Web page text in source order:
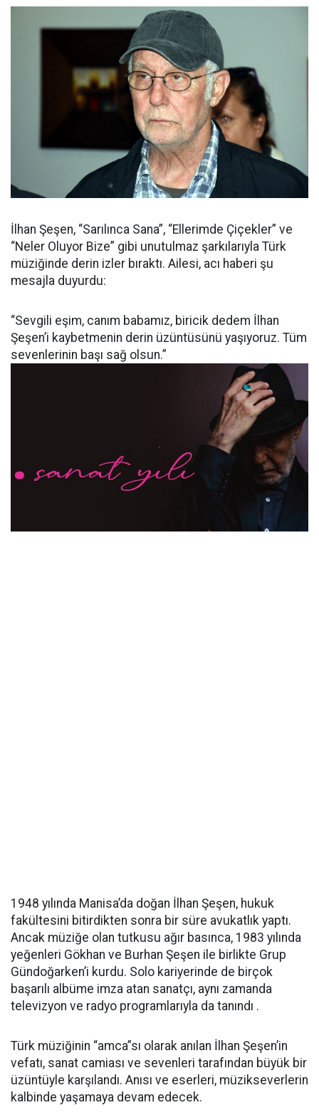
İlhan Şeşen, “Sarılınca Sana”, “Ellerimde Çiçekler” ve
“Neler Oluyor Bize” gibi unutulmaz şarkılarıyla Türk
müziğinde derin izler bıraktı. Ailesi, acı haberi şu
mesajla duyurdu:
“Sevgili eşim, canım babamız, biricik dedem İlhan
Şeşen’i kaybetmenin derin üzüntüsünü yaşıyoruz. Tüm
sevenlerinin başı sağ olsun.”
1948 yılında Manisa’da doğan İlhan Şeşen, hukuk
fakültesini bitirdikten sonra bir süre avukatlık yaptı.
Ancak müziğe olan tutkusu ağır basınca, 1983 yılında
yeğenleri Gökhan ve Burhan Şeşen ile birlikte Grup
Gündoğarken’i kurdu. Solo kariyerinde de birçok
başarılı albüme imza atan sanatçı, aynı zamanda
televizyon ve radyo programlarıyla da tanındı .
Türk müziğinin “amca”sı olarak anılan İlhan Şeşen’in
vefatı, sanat camiası ve sevenleri tarafından büyük bir
üzüntüyle karşılandı. Anısı ve eserleri, müzikseverlerin
kalbinde yaşamaya devam edecek.